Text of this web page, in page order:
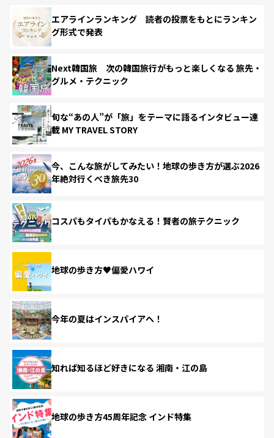
エアラインランキング 読者の投票をもとにランキン
グ形式で発表
Next韓国旅 次の韓国旅行がもっと楽しくなる 旅先・
グルメ・テクニック
旬な“あの人”が「旅」をテーマに語るインタビュー連
載 MY TRAVEL STORY
今、こんな旅がしてみたい！地球の歩き方が選ぶ2026
年絶対行くべき旅先30
コスパもタイパもかなえる！賢者の旅テクニック
地球の歩き方♥偏愛ハワイ
今年の夏はインスパイアへ！
知れば知るほど好きになる 湘南・江の島
地球の歩き方45周年記念 インド特集